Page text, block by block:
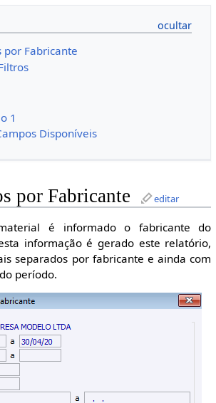
Fabricante
1
Disponíveis
por Fabricante editar
é informado o fabricante do
informação é gerado este relatório,
separados por fabricante e ainda com
período.